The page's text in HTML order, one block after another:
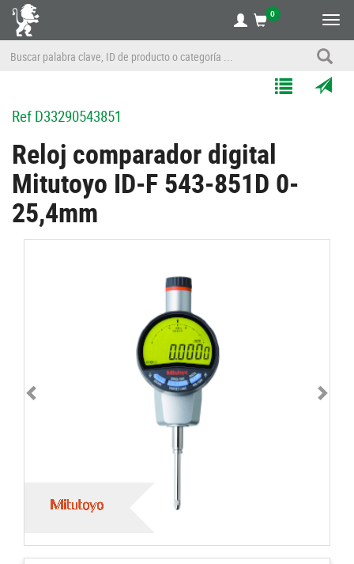
0
RefD33290543851
Reloj comparador digital
Mitutoyo ID-F 543-851D 0-
25,4mm